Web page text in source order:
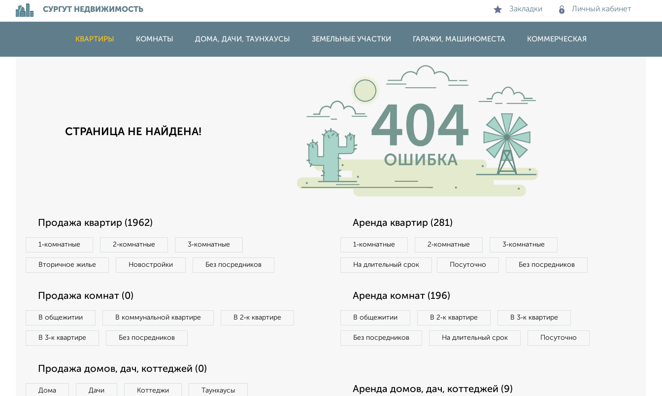
СУРГУТ НЕДВИЖИМОСТЬ Закладки Личный кабинет
КВАРТИРЫ КОМНАТЫ ДОМА, ДАЧИ, ТАУНХАУСЫ ЗЕМЕЛЬНЫЕ УЧАСТКИ ГАРАЖИ, МАШИНОМЕСТА КОММЕРЧЕСКАЯ
СТРАНИЦА НЕ НАЙДЕНА!
Продажа квартир (1962)
1‑комнатные 2‑комнатные 3‑комнатные
Вторичное жилье Новостройки Без посредников
Аренда квартир (281)
1‑комнатные 2‑комнатные 3‑комнатные
На длительный срок Посуточно Без посредников
Продажа комнат (0)
В общежитии В коммунальной квартире В 2‑к квартире
В 3‑к квартире Без посредников
Аренда комнат (196)
В общежитии В 2‑к квартире В 3‑к квартире
Без посредников На длительный срок Посуточно
Продажа домов, дач, коттеджей (0)
Дома Дачи Коттеджи Таунхаусы Аренда домов, дач, коттеджей (9)